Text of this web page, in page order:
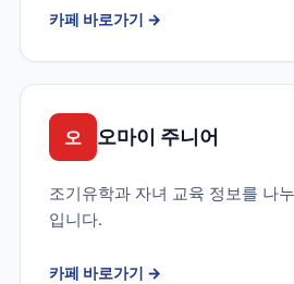
카페 바로가기 →
오 오마이 주니어
조기유학과 자녀 교육 정보를 나
입니다.
카페 바로가기 →